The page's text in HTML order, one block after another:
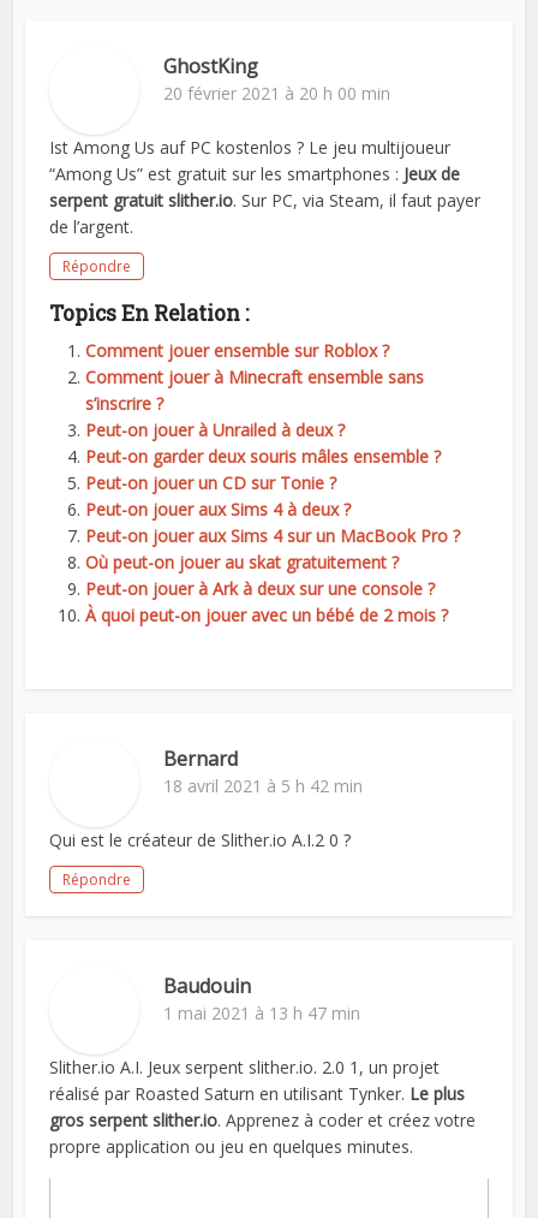
GhostKing
20 février 2021 à 20 h 00 min
Ist Among Us auf PC kostenlos ? Le jeu multijoueur
“Among Us” est gratuit sur les smartphones : Jeux de
serpent gratuit slither.io. Sur PC, via Steam, il faut payer
de l’argent.
Répondre
Topics En Relation :
Comment jouer ensemble sur Roblox ?
Comment jouer à Minecraft ensemble sans
s’inscrire ?
Peut-on jouer à Unrailed à deux ?
Peut-on garder deux souris mâles ensemble ?
Peut-on jouer un CD sur Tonie ?
Peut-on jouer aux Sims 4 à deux ?
Peut-on jouer aux Sims 4 sur un MacBook Pro ?
Où peut-on jouer au skat gratuitement ?
Peut-on jouer à Ark à deux sur une console ?
À quoi peut-on jouer avec un bébé de 2 mois ?
Bernard
18 avril 2021 à 5 h 42 min
Qui est le créateur de Slither.io A.I.2 0 ?
Répondre
Baudouin
1 mai 2021 à 13 h 47 min
Slither.io A.I. Jeux serpent slither.io. 2.0 1, un projet
réalisé par Roasted Saturn en utilisant Tynker. Le plus
gros serpent slither.io. Apprenez à coder et créez votre
propre application ou jeu en quelques minutes.